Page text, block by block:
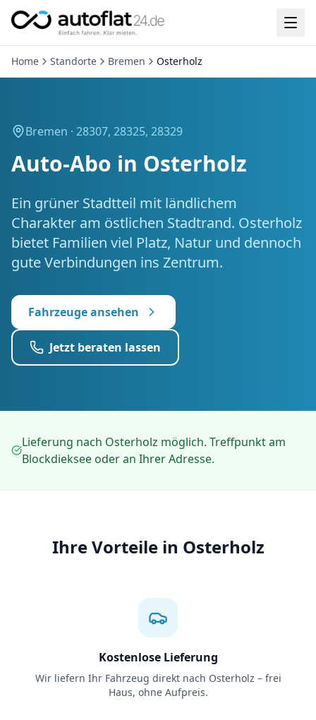
Home Standorte Bremen Osterholz
Bremen · 28307, 28325, 28329
Auto-Abo in Osterholz
Ein grüner Stadtteil mit ländlichem
Charakter am östlichen Stadtrand. Osterholz
bietet Familien viel Platz, Natur und dennoch
gute Verbindungen ins Zentrum.
Fahrzeuge ansehen
Jetzt beraten lassen
Lieferung nach Osterholz möglich. Treffpunkt am
Blockdieksee oder an Ihrer Adresse.
Ihre Vorteile in Osterholz
Kostenlose Lieferung
Wir liefern Ihr Fahrzeug direkt nach Osterholz – frei
Haus, ohne Aufpreis.